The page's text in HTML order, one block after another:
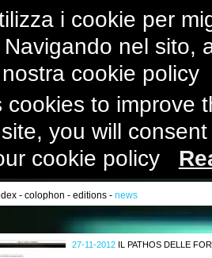
i cookie per
nel sito,
nostra cookie
cookies to improve
you will
cookie policy
- colophon - editions - news
27-11-2012 IL PATHOS DELLE